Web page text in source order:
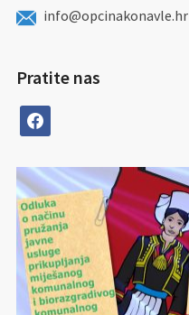
info@opcinakonavle.hr
Pratite nas
facebook